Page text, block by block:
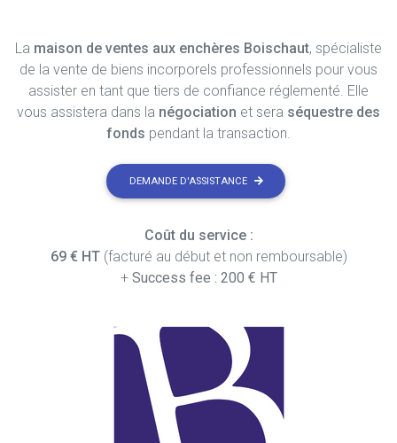
La maison de ventes aux enchères Boischaut, spécialiste
de la vente de biens incorporels professionnels pour vous
assister en tant que tiers de confiance réglementé. Elle
vous assistera dans la négociation et sera séquestre des
fonds pendant la transaction.
DEMANDE D'ASSISTANCE
Coût du service :
69 € HT(facturé au début et non remboursable)
+ Success fee : 200 € HT